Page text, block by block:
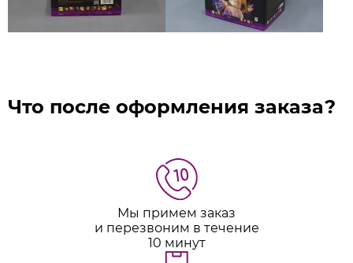
Что после оформления заказа?
Мы примем заказ
и перезвоним в течение
10 минут